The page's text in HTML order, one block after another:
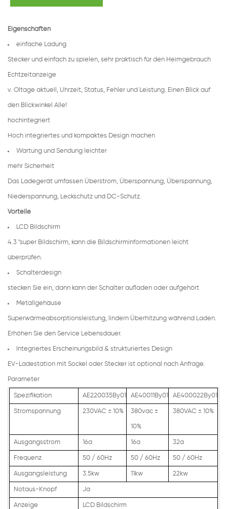
Eigenschaften
einfache Ladung
Stecker und einfach zu spielen, sehr praktisch für den Heimgebrauch
Echtzeitanzeige
v. Oltage aktuell, Uhrzeit, Status, Fehler und Leistung. Einen Blick auf
den Blickwinkel Alle!
hochintegriert
Hoch integriertes und kompaktes Design machen
Wartung und Sendung leichter
mehr Sicherheit
Das Ladegerät umfassen Überstrom, Überspannung, Überspannung,
Niederspannung, Leckschutz und DC-Schutz.
Vorteile
LCD Bildschirm
4.3 "super Bildschirm, kann die Bildschirminformationen leicht
überprüfen.
Schalterdesign
stecken Sie ein, dann kann der Schalter aufladen oder aufgehört
Metallgehäuse
Superwärmeabsorptionsleistung, lindern Überhitzung während Laden.
Erhöhen Sie den Service Lebensdauer.
Integriertes Erscheinungsbild & strukturiertes Design
EV-Ladestation mit Sockel oder Stecker ist optional nach Anfrage.
Parameter
Spezifikation AE220035By01 AE40011By01 AE400022By01
Stromspannung 230VAC ± 10% 380vac ±
10%
380VAC ± 10%
Ausgangsstrom 16a 16a 32a
Frequenz 50 / 60Hz 50 / 60Hz 50 / 60Hz
Ausgangsleistung 3.5kw 11kw 22kw
Notaus-Knopf Ja
Anzeige LCD Bildschirm